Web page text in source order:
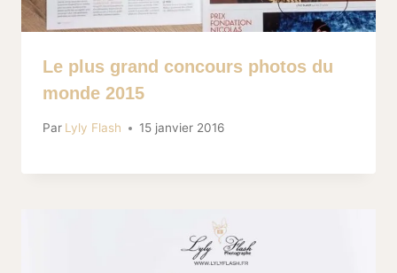
Le plus grand concours photos du
monde 2015
Par Lyly Flash 15 janvier 2016